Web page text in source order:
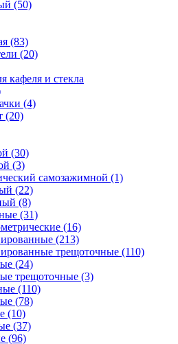
(50)
(83)
(20)
кафеля и стекла
(4)
(20)
(30)
(3)
самозажимной (1)
(22)
(8)
(31)
(16)
(213)
трещоточные (110)
(24)
трещоточные (3)
(110)
(78)
(10)
(37)
(96)